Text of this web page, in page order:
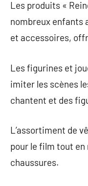
Les produits «
nombreux enfants
et accessoires,
Les figurines et
imiter les scènes
chantent et des
L’assortiment de
pour le film tout
chaussures.